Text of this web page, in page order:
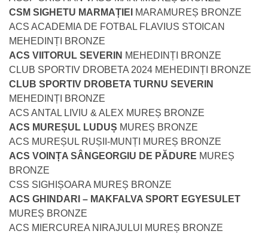
CSM SIGHETU MARMAȚIEI
MARAMUREȘ BRONZE
ACS ACADEMIA DE FOTBAL FLAVIUS STOICAN
MEHEDINȚI BRONZE
ACS VIITORUL SEVERIN MEHEDINȚI BRONZE
CLUB SPORTIV DROBETA 2024 MEHEDINȚI BRONZE
CLUB SPORTIV DROBETA TURNU SEVERIN
MEHEDINȚI BRONZE
ACS ANTAL LIVIU & ALEX MUREȘ BRONZE
ACS MUREȘUL LUDUȘ MUREȘ BRONZE
ACS MUREȘUL RUȘII-MUNȚI MUREȘ BRONZE
ACS VOINȚA SÂNGEORGIU DE PĂDURE MUREȘ
BRONZE
CSS SIGHIȘOARA MUREȘ BRONZE
ACS GHINDARI – MAKFALVA SPORT EGYESULET
MUREȘ BRONZE
ACS MIERCUREA NIRAJULUI MUREȘ BRONZE